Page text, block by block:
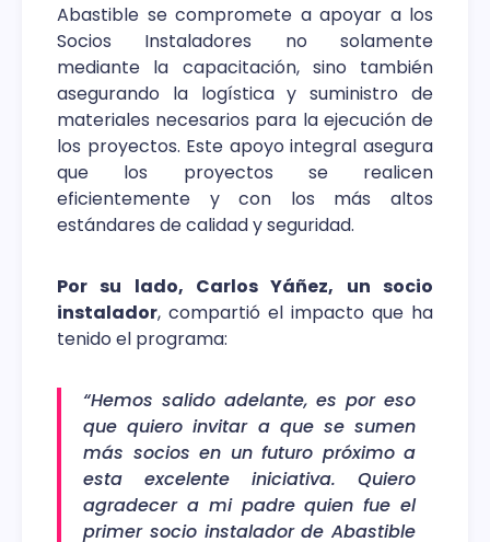
Abastible se compromete a apoyar a los
Socios Instaladores no solamente
mediante la capacitación, sino también
asegurando la logística y suministro de
materiales necesarios para la ejecución de
los proyectos. Este apoyo integral asegura
que los proyectos se realicen
eficientemente y con los más altos
estándares de calidad y seguridad.
Por su lado, Carlos Yáñez, un socio
instalador, compartió el impacto que ha
tenido el programa:
“Hemos salido adelante, es por eso
que quiero invitar a que se sumen
más socios en un futuro próximo a
esta excelente iniciativa. Quiero
agradecer a mi padre quien fue el
primer socio instalador de Abastible